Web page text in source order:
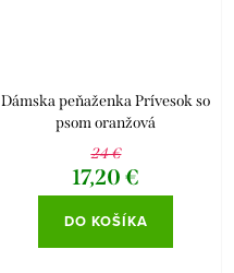
Dámska peňaženka Prívesok so
psom oranžová
24 €
17,20 €
DO KOŠÍKA